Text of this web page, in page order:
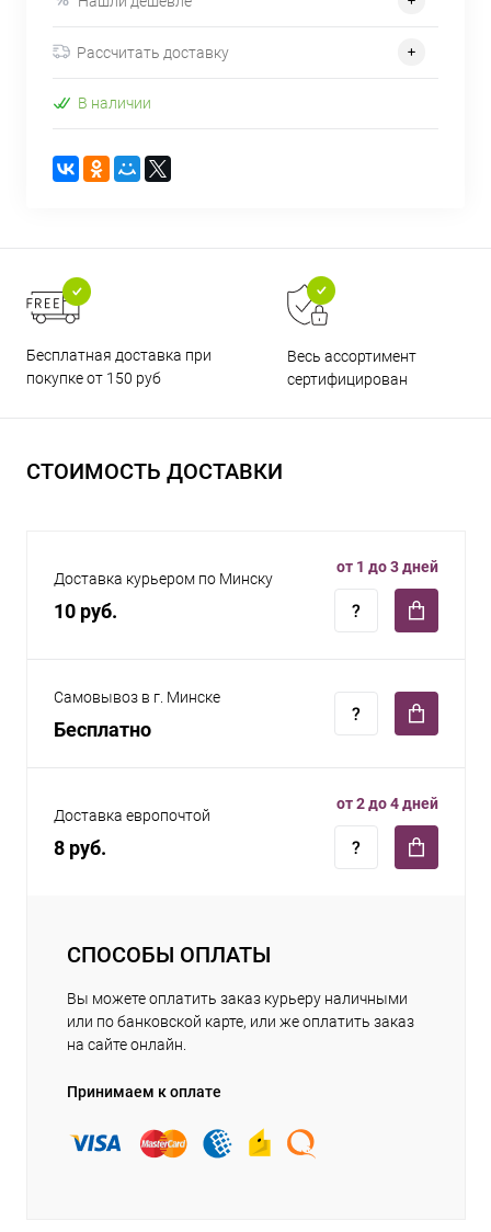
Рассчитать доставку
В наличии
Бесплатная доставка при
покупке от 150 руб
Весь ассортимент
сертифицирован
СТОИМОСТЬ ДОСТАВКИ
Доставка курьером по Минску
10 руб.
от 1 до 3 дней
Самовывоз в г. Минске
Бесплатно
Доставка европочтой
8 руб.
от 2 до 4 дней
СПОСОБЫ ОПЛАТЫ
Вы можете оплатить заказ курьеру наличными
или по банковской карте, или же оплатить заказ
на сайте онлайн.
Принимаем к оплате